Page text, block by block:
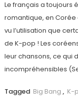
Le français a toujours
romantique, en Corée
vu l’utilisation que
de K-pop ! Les
leur chansons, ce qui
incompréhensibles
Tagged Big Bang , K-